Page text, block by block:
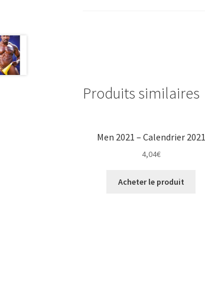
Produits similaires
Men 2021 – Calendrier 2021
4,04€
Acheter le produit